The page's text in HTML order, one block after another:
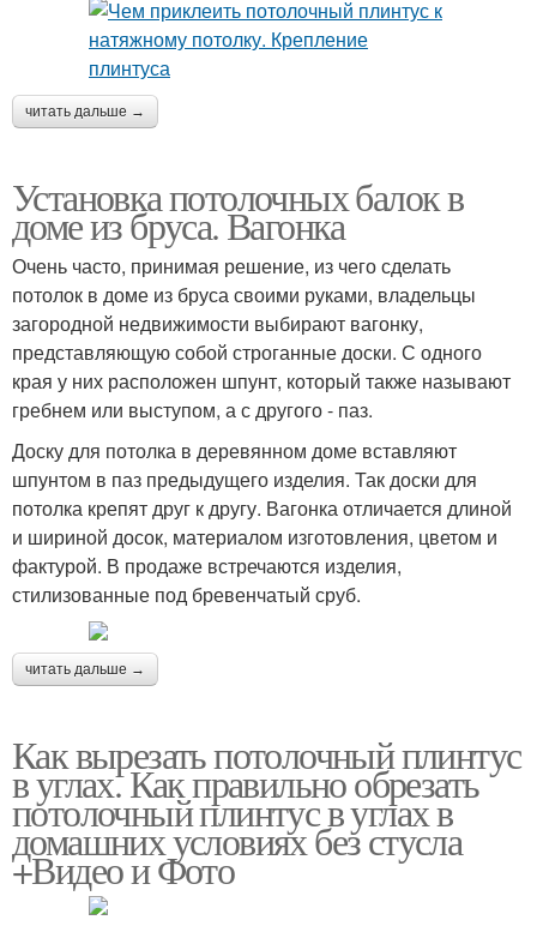
читать дальше →
Установка потолочных балок в
доме из бруса. Вагонка
Очень часто, принимая решение, из чего сделать
потолок в доме из бруса своими руками, владельцы
загородной недвижимости выбирают вагонку,
представляющую собой строганные доски. С одного
края у них расположен шпунт, который также называют
гребнем или выступом, а с другого - паз.
Доску для потолка в деревянном доме вставляют
шпунтом в паз предыдущего изделия. Так доски для
потолка крепят друг к другу. Вагонка отличается длиной
и шириной досок, материалом изготовления, цветом и
фактурой. В продаже встречаются изделия,
стилизованные под бревенчатый сруб.
читать дальше →
Как вырезать потолочный плинтус
в углах. Как правильно обрезать
потолочный плинтус в углах в
домашних условиях без стусла
+Видео и Фото